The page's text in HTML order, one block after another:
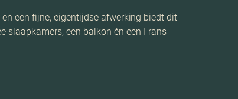
een fijne, eigentijdse afwerking biedt dit
slaapkamers, een balkon én een Frans